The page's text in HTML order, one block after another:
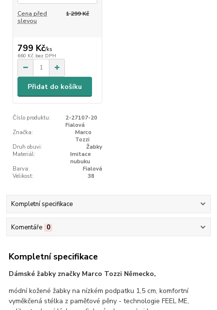
Cena před
slevou
1 299 Kč
799 Kč/ks
660 Kč bez DPH
Přidat do košíku
Číslo produktu:
2-27107-20
Fialová
Značka:
Marco
Tozzi
Druh obuvi:
Žabky
Materiál:
Imitace
nubuku
Barva:
Fialová
Velikost:
38
Kompletní specifikace
Komentáře 0
Kompletní specifikace
Dámské žabky značky Marco Tozzi Německo,
módní kožené žabky na nízkém podpatku 1,5 cm, komfortní
vyměkčená stélka z paměťové pěny - technologie FEEL ME,